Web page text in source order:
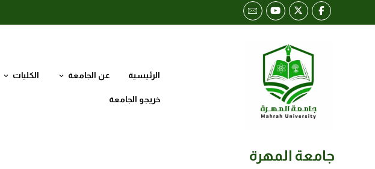
جامعة المهرة
الرئيسية عن الجامعة الكليات
خريجو الجامعة